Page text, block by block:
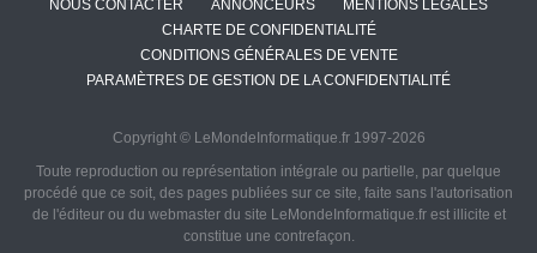
NOUS CONTACTER ANNONCEURS
MENTIONS LÉGALES
CHARTE DE CONFIDENTIALITÉ
CONDITIONS GÉNÉRALES DE VENTE
PARAMÈTRES DE GESTION DE LA CONFIDENTIALITÉ
Copyright © LeMondeInformatique.fr 1997-2026
Toute reproduction ou représentation intégrale ou partielle, par quelque
procédé que ce soit, des pages publiées sur ce site, faite sans l'autorisation
de l'éditeur ou du webmaster du site LeMondeInformatique.fr est illicite et
constitue une contrefaçon.